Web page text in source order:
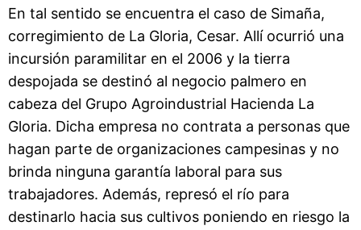
En tal sentido se encuentra el caso de Simaña,
corregimiento de La Gloria, Cesar. Allí ocurrió una
incursión paramilitar en el 2006 y la tierra
despojada se destinó al negocio palmero en
cabeza del Grupo Agroindustrial Hacienda La
Gloria. Dicha empresa no contrata a personas que
hagan parte de organizaciones campesinas y no
brinda ninguna garantía laboral para sus
trabajadores. Además, represó el río para
destinarlo hacia sus cultivos poniendo en riesgo la